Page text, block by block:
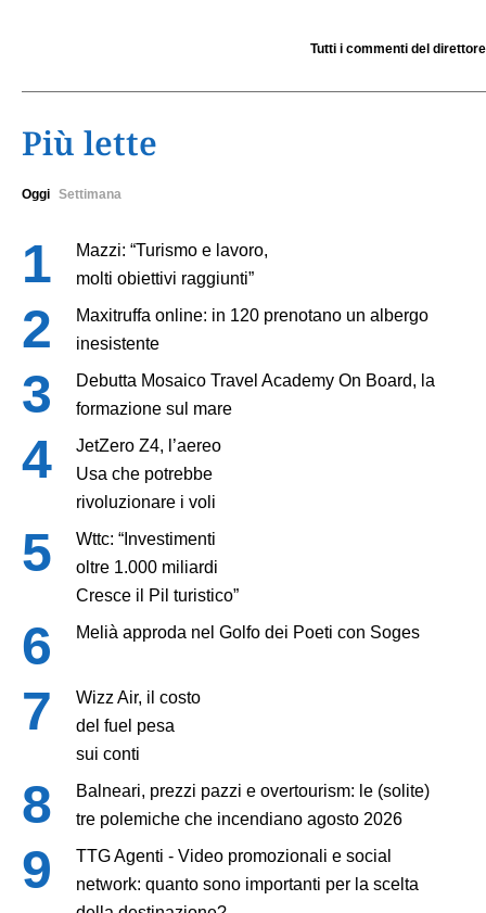
Tutti i commenti del direttore
Più lette
Oggi Settimana
Mazzi: “Turismo e lavoro,
molti obiettivi raggiunti”
Maxitruffa online: in 120 prenotano un albergo
inesistente
Debutta Mosaico Travel Academy On Board, la
formazione sul mare
JetZero Z4, l’aereo
Usa che potrebbe
rivoluzionare i voli
Wttc: “Investimenti
oltre 1.000 miliardi
Cresce il Pil turistico”
Melià approda nel Golfo dei Poeti con Soges
Wizz Air, il costo
del fuel pesa
sui conti
Balneari, prezzi pazzi e overtourism: le (solite)
tre polemiche che incendiano agosto 2026
TTG Agenti - Video promozionali e social
network: quanto sono importanti per la scelta